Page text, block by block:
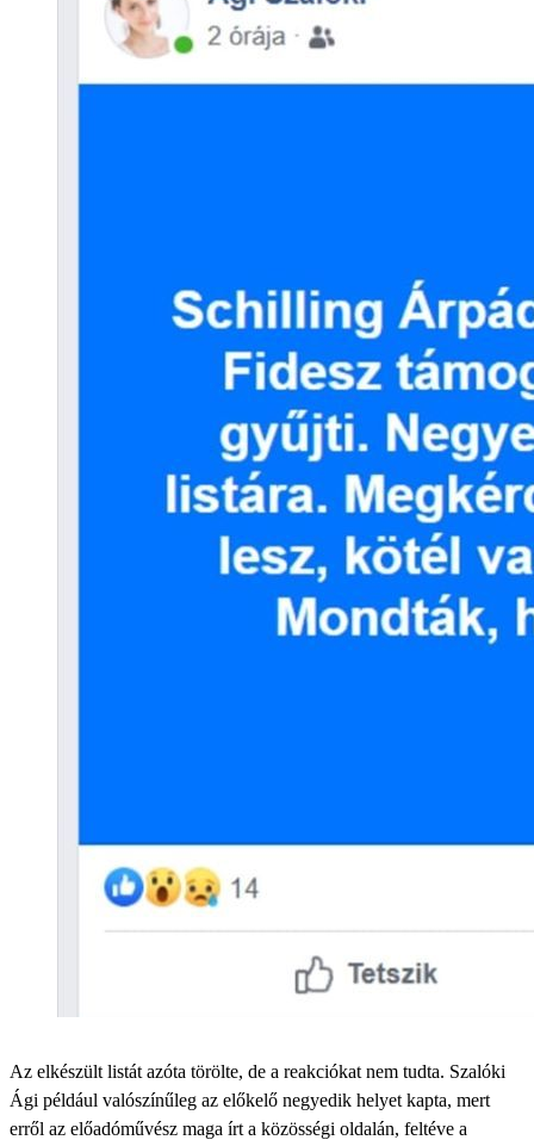
Az elkészült listát azóta törölte, de a reakciókat nem tudta. Szalóki
Ági például valószínűleg az előkelő negyedik helyet kapta, mert
erről az előadóművész maga írt a közösségi oldalán, feltéve a